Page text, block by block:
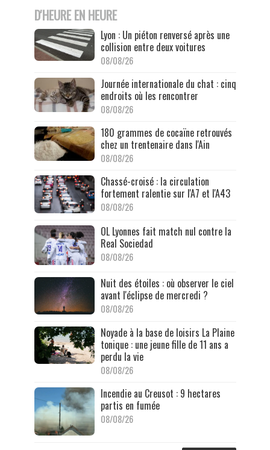
D'HEURE EN HEURE
Lyon : Un piéton renversé après une
collision entre deux voitures
08/08/26
Journée internationale du chat : cinq
endroits où les rencontrer
08/08/26
180 grammes de cocaïne retrouvés
chez un trentenaire dans l'Ain
08/08/26
Chassé-croisé : la circulation
fortement ralentie sur l'A7 et l'A43
08/08/26
OL Lyonnes fait match nul contre la
Real Sociedad
08/08/26
Nuit des étoiles : où observer le ciel
avant l'éclipse de mercredi ?
08/08/26
Noyade à la base de loisirs La Plaine
tonique : une jeune fille de 11 ans a
perdu la vie
08/08/26
Incendie au Creusot : 9 hectares
partis en fumée
08/08/26